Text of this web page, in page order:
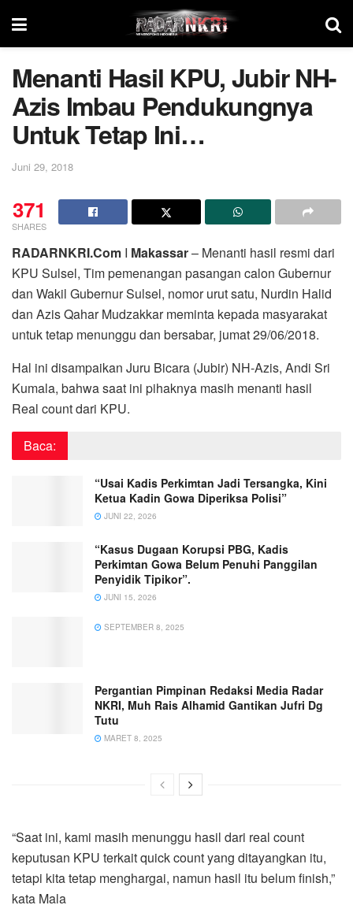
Menanti Hasil KPU, Jubir NH-
Azis Imbau Pendukungnya
Untuk Tetap Ini…
Juni 29, 2018
371
SHARES
RADARNKRI.Com I Makassar– Menanti hasil resmi dari
KPU Sulsel, Tim pemenangan pasangan calon Gubernur
dan Wakil Gubernur Sulsel, nomor urut satu, Nurdin Halid
dan Azis Qahar Mudzakkar meminta kepada masyarakat
untuk tetap menunggu dan bersabar, jumat 29/06/2018.
Hal ini disampaikan Juru Bicara (Jubir) NH-Azis, Andi Sri
Kumala, bahwa saat ini pihaknya masih menanti hasil
Real count dari KPU.
Baca:
“Usai Kadis Perkimtan Jadi Tersangka, Kini
Ketua Kadin Gowa Diperiksa Polisi”
JUNI 22, 2026
“Kasus Dugaan Korupsi PBG, Kadis
Perkimtan Gowa Belum Penuhi Panggilan
Penyidik Tipikor”.
JUNI 15, 2026
SEPTEMBER 8, 2025
Pergantian Pimpinan Redaksi Media Radar
NKRI, Muh Rais Alhamid Gantikan Jufri Dg
Tutu
MARET 8, 2025
“Saat ini, kami masih menunggu hasil dari real count
keputusan KPU terkait quick count yang ditayangkan itu,
tetapi kita tetap menghargai, namun hasil itu belum finish,”
kata Mala